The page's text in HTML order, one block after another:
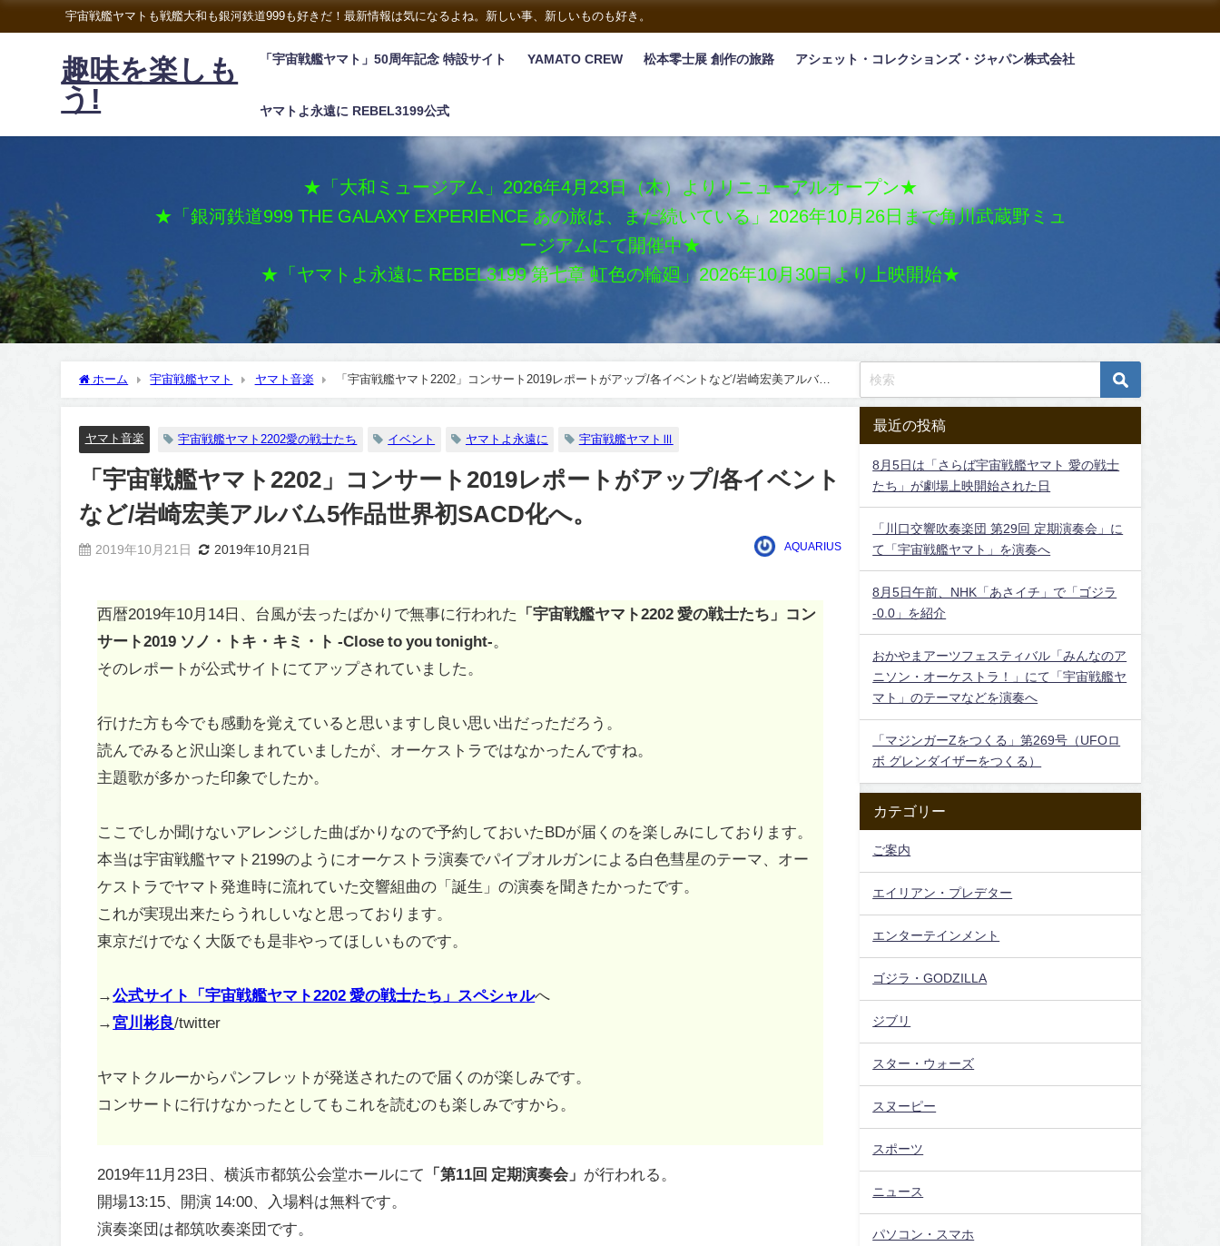
宇宙戦艦ヤマトも戦艦大和も銀河鉄道999も好きだ！最新情報は気になるよね。新しい事、新しいものも好き。
趣味を楽しも
う!
「宇宙戦艦ヤマト」50周年記念 特設サイト YAMATO CREW 松本零士展 創作の旅路 アシェット・コレクションズ・ジャパン株式会社
ヤマトよ永遠に REBEL3199公式
★「大和ミュージアム」2026年4月23日（木）よりリニューアルオープン★
★「銀河鉄道999 THE GALAXY EXPERIENCE あの旅は、まだ続いている」2026年10月26日まで角川武蔵野ミュ
ージアムにて開催中★
★「ヤマトよ永遠に REBEL3199 第七章 虹色の輪廻」2026年10月30日より上映開始★
ホーム 宇宙戦艦ヤマト ヤマト音楽
「宇宙戦艦ヤマト2202」コンサート2019レポートがアップ/各イベントなど/岩崎宏美アルバム5
ヤマト音楽 宇宙戦艦ヤマト2202愛の戦士たち イベント ヤマトよ永遠に 宇宙戦艦ヤマトⅢ
「宇宙戦艦ヤマト2202」コンサート2019レポートがアップ/各イベント
など/岩崎宏美アルバム5作品世界初SACD化へ。
2019年10月21日 2019年10月21日 AQUARIUS
西暦2019年10月14日、台風が去ったばかりで無事に行われた
「宇宙戦艦ヤマト2202 愛の戦士たち」コン
サート2019 ソノ・トキ・キミ・ト -Close to you tonight-
そのレポートが公式サイトにてアップされていました。
行けた方も今でも感動を覚えていると思いますし良い思い出だっただろう。
読んでみると沢山楽しまれていましたが、オーケストラではなかったんですね。
主題歌が多かった印象でしたか。
ここでしか聞けないアレンジした曲ばかりなので予約しておいたBDが届くのを楽しみにしております。
本当は宇宙戦艦ヤマト2199のようにオーケストラ演奏でパイプオルガンによる白色彗星のテーマ、オー
ケストラでヤマト発進時に流れていた交響組曲の「誕生」の演奏を聞きたかったです。
これが実現出来たらうれしいなと思っております。
東京だけでなく大阪でも是非やってほしいものです。
→公式サイト「宇宙戦艦ヤマト2202 愛の戦士たち」スペシャルへ
→宮川彬良/twitter
ヤマトクルーからパンフレットが発送されたので届くのが楽しみです。
コンサートに行けなかったとしてもこれを読むのも楽しみですから。
2019年11月23日、横浜市都筑公会堂ホールにて 「第11回 定期演奏会」 が行われる。
開場13:15、開演 14:00、入場料は無料です。
演奏楽団は都筑吹奏楽団です。
最近の投稿
8月5日は「さらば宇宙戦艦ヤマト 愛の戦士
たち」が劇場上映開始された日
「川口交響吹奏楽団 第29回 定期演奏会」に
て「宇宙戦艦ヤマト」を演奏へ
8月5日午前、NHK「あさイチ」で「ゴジラ
-0.0」を紹介
おかやまアーツフェスティバル「みんなのア
ニソン・オーケストラ！」にて「宇宙戦艦ヤ
マト」のテーマなどを演奏へ
「マジンガーZをつくる」第269号（UFOロ
ボ グレンダイザーをつくる）
カテゴリー
ご案内
エイリアン・プレデター
エンターテインメント
ゴジラ・GODZILLA
ジブリ
スター・ウォーズ
スヌーピー
スポーツ
ニュース
パソコン・スマホ